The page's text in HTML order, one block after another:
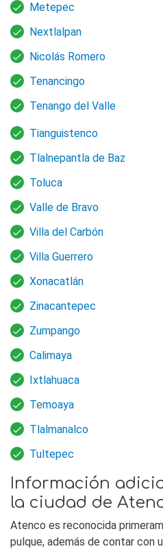
Metepec
Nextlalpan
Nicolás Romero
Tenancingo
Tenango del Valle
Tianguistenco
Tlalnepantla de Baz
Toluca
Valle de Bravo
Villa del Carbón
Villa Guerrero
Xonacatlán
Zinacantepec
Zumpango
Calimaya
Ixtlahuaca
Temoaya
Tlalmanalco
Tultepec
Información
la ciudad de
Atenco es reconocida
pulque, además de contar con